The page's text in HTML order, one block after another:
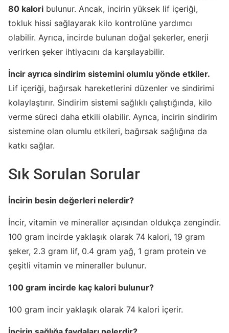
80 kalori bulunur. Ancak, incirin yüksek lif içeriği,
tokluk hissi sağlayarak kilo kontrolüne yardımcı
olabilir. Ayrıca, incirde bulunan doğal şekerler, enerji
verirken şeker ihtiyacını da karşılayabilir.
İncir ayrıca sindirim sistemini olumlu yönde etkiler.
Lif içeriği, bağırsak hareketlerini düzenler ve sindirimi
kolaylaştırır. Sindirim sistemi sağlıklı çalıştığında, kilo
verme süreci daha etkili olabilir. Ayrıca, incirin sindirim
sistemine olan olumlu etkileri, bağırsak sağlığına da
katkı sağlar.
Sık Sorulan Sorular
İncirin besin değerleri nelerdir?
İncir, vitamin ve mineraller açısından oldukça zengindir.
100 gram incirde yaklaşık olarak 74 kalori, 19 gram
şeker, 2.3 gram lif, 0.4 gram yağ, 1 gram protein ve
çeşitli vitamin ve mineraller bulunur.
100 gram incirde kaç kalori bulunur?
100 gram incir yaklaşık olarak 74 kalori içerir.